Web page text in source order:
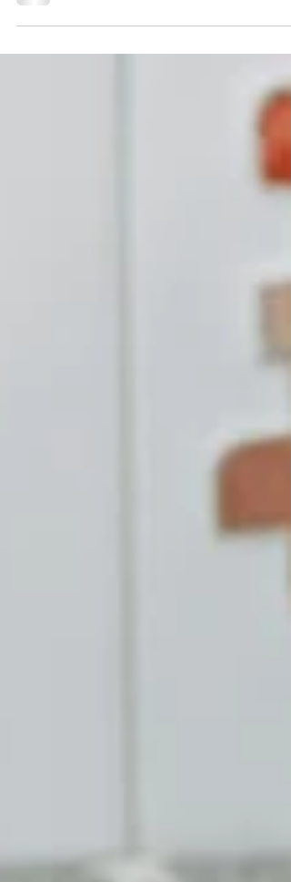
Quando pensamos em educação infantil, muitas vezes
vemos entre dois extremos: deixar a criança brincar